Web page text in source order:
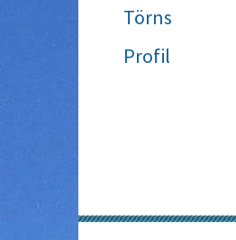
Törns
Profil